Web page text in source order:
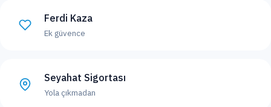
Ferdi Kaza
Ek güvence
Seyahat Sigortası
Yola çıkmadan